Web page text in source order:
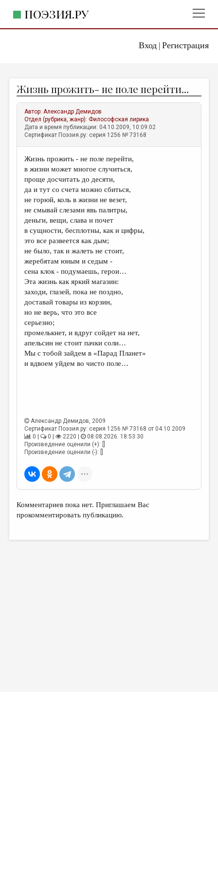
Вход| Регистрация
ПОЭЗИЯ.РУ
ЖАНРЫ
АВТОРЫ
КОММЕНТАРИИ
ЛИТСАЛОН
НОВОСТИ
ПРАВИЛА САЙТА
ОТДЕЛЫ И РУБРИКИ
ИЗБРАННОЕ
ДАЙДЖЕСТ
ПРОИЗВЕДЕНИЯ
ПЕРЕВОДЫ
КОНКУРСЫ
ДЕТСКАЯ КОМНАТА
КНИЖНАЯ ПОЛКА
ОБЗОР ЛИТЕРАТУРЫ
СТРАНИЦЫ ПАМЯТИ
ОБЪЯВЛЕНИЯ
ОТ РЕДАКЦИИ
МАЛАЯ ПРОЗА
ЭССЕИСТИКА
ЛИТЕРАТУРОВЕДЕНИЕ
КУЛЬТУРОВЕДЕНИЕ
ПУБЛИЦИСТИКА
ЦИКЛЫ ПУБЛИКАЦИЙ
Жизнь прожить- не поле перейти...
Автор:Александр Демидов
Отдел (рубрика, жанр):Философская лирика
Дата и время публикации: 04.10.2009, 10:09:02
Сертификат Поэзия.ру: серия 1256 № 73168
Жизнь прожить - не поле перейти,
в жизни может многое случиться,
проще досчитать до десяти,
да и тут со счета можно сбиться,
не горюй, коль в жизни не везет,
не смывай слезами явь палитры,
деньги, вещи, слава и почет
в сущности, бесплотны, как и цифры,
это все развеется как дым;
не было, так и жалеть не стоит,
жеребятам юным и седым -
сена клок - подумаешь, герои…
Эта жизнь как яркий магазин:
заходи, глазей, пока не поздно,
доставай товары из корзин,
но не верь, что это все
серьезно;
промелькнет, и вдруг сойдет на нет,
апельсин не стоит пачки соли…
Мы с тобой зайдем в «Парад Планет»
и вдвоем уйдем во чисто поле…
Александр Демидов, 2009
Сертификат Поэзия.ру: серия 1256 № 73168 от 04.10.2009
0 |
0 | 2220 |
08.08.2026. 18:53:30
Произведение оценили (+): []
Произведение оценили (-): []
Комментариев пока нет. Приглашаем Вас
прокомментировать публикацию.